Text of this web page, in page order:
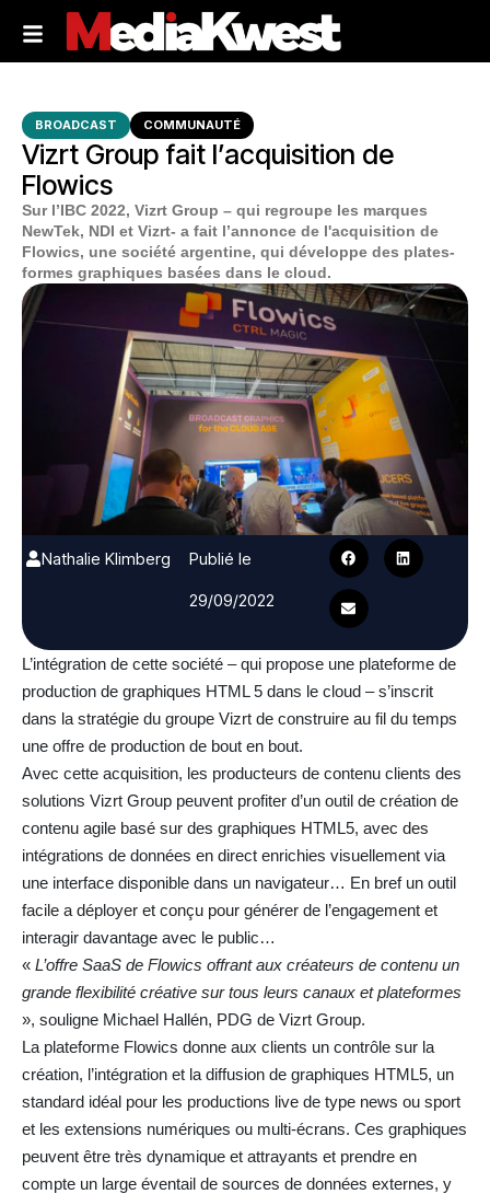
BROADCAST COMMUNAUTÉ
Vizrt Group fait l’acquisition de
Flowics
Sur l’IBC 2022, Vizrt Group – qui regroupe les marques
NewTek, NDI et Vizrt- a fait l’annonce de l'acquisition de
Flowics, une société argentine, qui développe des plates-
formes graphiques basées dans le cloud.
Nathalie Klimberg
Publié le
29/09/2022
L’intégration de cette société – qui propose une plateforme de
production de graphiques HTML 5 dans le cloud – s’inscrit
dans la stratégie du groupe Vizrt de construire au fil du temps
une offre de production de bout en bout.
Avec cette acquisition, les producteurs de contenu clients des
solutions Vizrt Group peuvent profiter d’un outil de création de
contenu agile basé sur des graphiques HTML5, avec des
intégrations de données en direct enrichies visuellement via
une interface disponible dans un navigateur… En bref un outil
facile a déployer et conçu pour générer de l’engagement et
interagir davantage avec le public…
« L’offre SaaS de Flowics offrant aux créateurs de contenu un
grande flexibilité créative sur tous leurs canaux et plateformes
», souligne Michael Hallén, PDG de Vizrt Group.
La plateforme Flowics donne aux clients un contrôle sur la
création, l’intégration et la diffusion de graphiques HTML5, un
standard idéal pour les productions live de type news ou sport
et les extensions numériques ou multi-écrans. Ces graphiques
peuvent être très dynamique et attrayants et prendre en
compte un large éventail de sources de données externes, y